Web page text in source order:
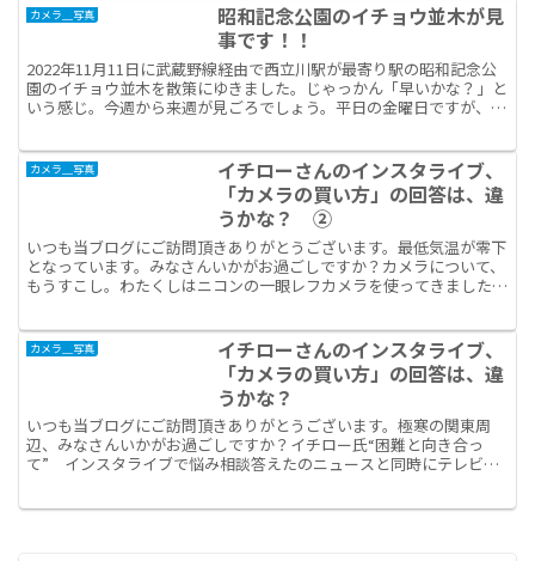
カメラ＿写真
昭和記念公園のイチョウ並木が見
事です！！
2022年11月11日に武蔵野線経由で西立川駅が最寄り駅の昭和記念公
園のイチョウ並木を散策にゆきました。じゃっかん「早いかな？」と
いう感じ。今週から来週が見ごろでしょう。平日の金曜日ですが、か
カメラ＿写真
イチローさんのインスタライブ、
「カメラの買い方」の回答は、違
うかな？ ②
いつも当ブログにご訪問頂きありがとうございます。最低気温が零下
となっています。みなさんいかがお過ごしですか？カメラについて、
もうすこし。わたくしはニコンの一眼レフカメラを使ってきました。
カメラ＿写真
イチローさんのインスタライブ、
「カメラの買い方」の回答は、違
うかな？
いつも当ブログにご訪問頂きありがとうございます。極寒の関東周
辺、みなさんいかがお過ごしですか？イチロー氏“困難と向き合っ
て” インスタライブで悩み相談答えたのニュースと同時にテレビで